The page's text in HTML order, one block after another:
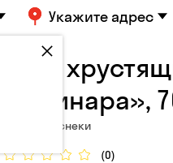
Укажите адрес
Снек
Маринара»,
Злаковые снеки
(0)